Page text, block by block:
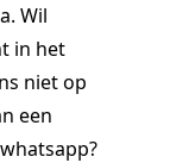
Wil
in het
niet op
een